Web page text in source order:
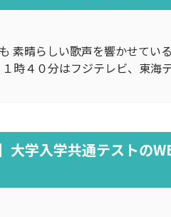
素晴らしい歌声を響かせてい
時４０分はフジテレビ、東海
大学入学共通テスト